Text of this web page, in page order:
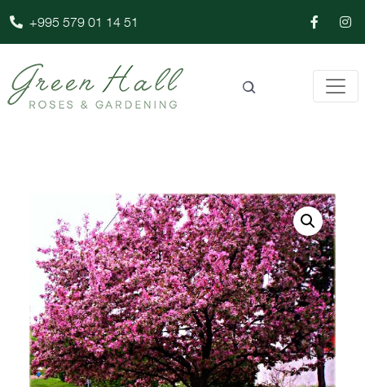
+995 579 01 14 51